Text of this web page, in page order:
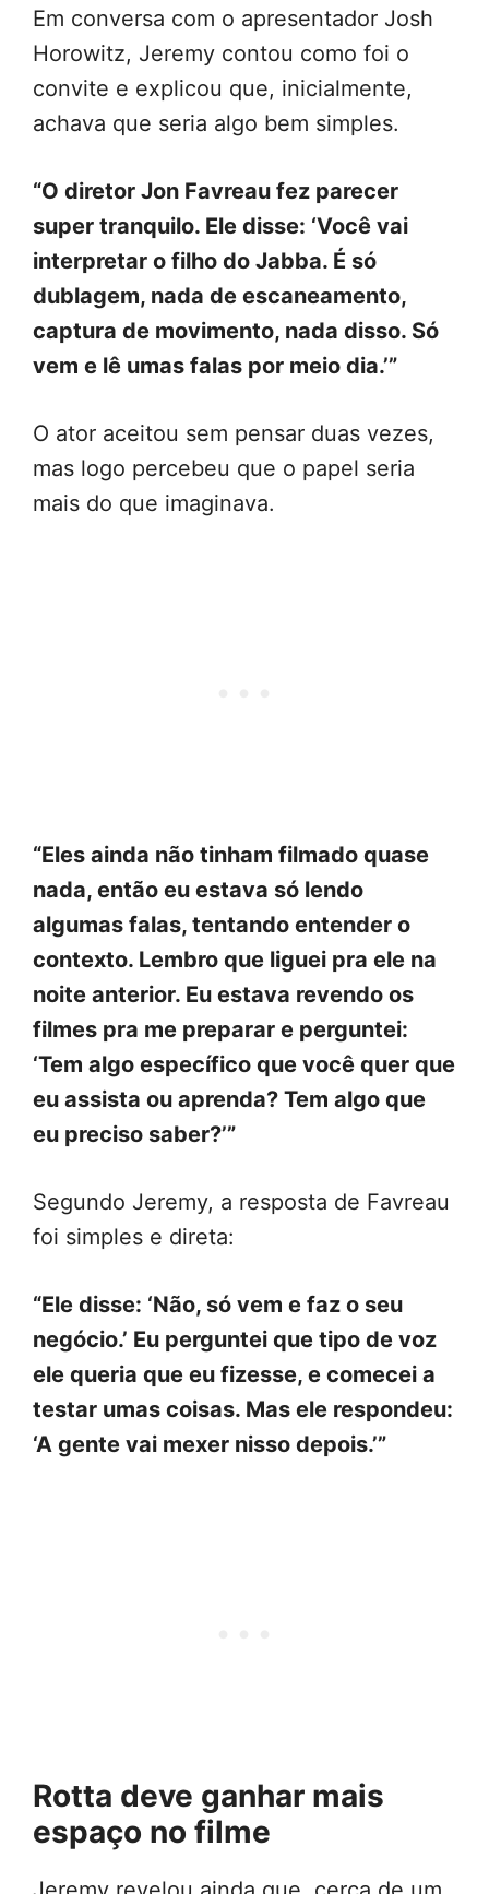
Em conversa com o apresentador Josh
Horowitz, Jeremy contou como foi o
convite e explicou que, inicialmente,
achava que seria algo bem simples.
“O diretor Jon Favreau fez parecer
super tranquilo. Ele disse: ‘Você vai
interpretar o filho do Jabba. É só
dublagem, nada de escaneamento,
captura de movimento, nada disso. Só
vem e lê umas falas por meio dia.’”
O ator aceitou sem pensar duas vezes,
mas logo percebeu que o papel seria
mais do que imaginava.
“Eles ainda não tinham filmado quase
nada, então eu estava só lendo
algumas falas, tentando entender o
contexto. Lembro que liguei pra ele na
noite anterior. Eu estava revendo os
filmes pra me preparar e perguntei:
‘Tem algo específico que você quer que
eu assista ou aprenda? Tem algo que
eu preciso saber?’”
Segundo Jeremy, a resposta de Favreau
foi simples e direta:
“Ele disse: ‘Não, só vem e faz o seu
negócio.’ Eu perguntei que tipo de voz
ele queria que eu fizesse, e comecei a
testar umas coisas. Mas ele respondeu:
‘A gente vai mexer nisso depois.’”
Rotta deve ganhar mais
espaço no filme